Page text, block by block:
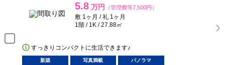
5.8 万円 （管理費等7,500円）
敷 1ヶ月 / 礼 1ヶ月
1階 / 1K / 27.88㎡
すっきりコンパクトに生活できます♪
新築 写真満載 パノラマ